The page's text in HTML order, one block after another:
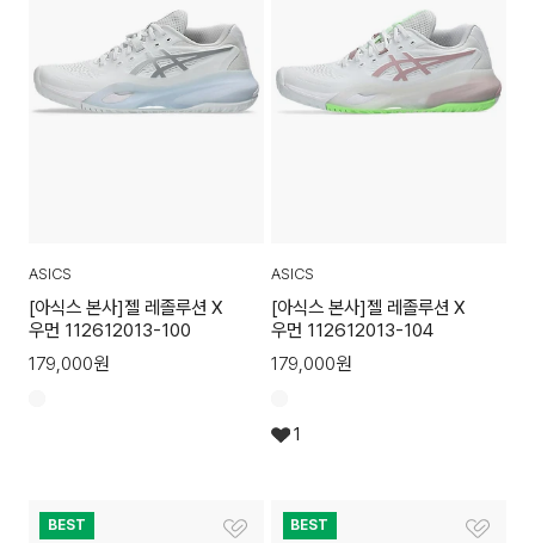
ASICS
[아식스 본사]젤 레졸루션 X
우먼 112612013-100
179,000원
ASICS
[아식스 본사]젤 레졸루션 X
우먼 112612013-104
179,000원
1
BEST BEST